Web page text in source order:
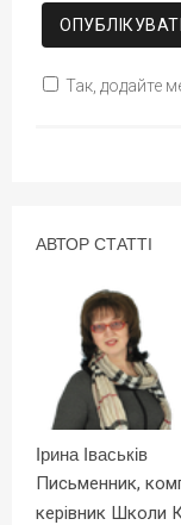
Так, додайте
АВТОР СТАТТІ
Ірина Іваськів
Письменник,
керівник Школи